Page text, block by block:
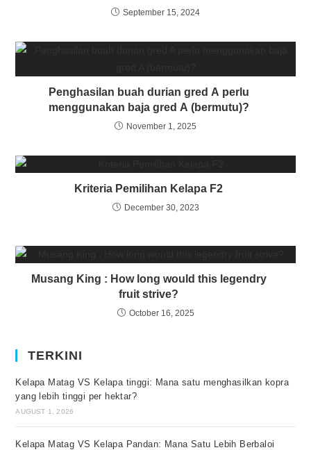
September 15, 2024
Penghasilan buah durian gred A perlu
menggunakan baja gred A (bermutu)?
November 1, 2025
Kriteria Pemilihan Kelapa F2
December 30, 2023
Musang King : How long would this legendry
fruit strive?
October 16, 2025
TERKINI
Kelapa Matag VS Kelapa tinggi: Mana satu menghasilkan kopra
yang lebih tinggi per hektar?
AUGUST 1, 2026
Kelapa Matag VS Kelapa Pandan: Mana Satu Lebih Berbaloi